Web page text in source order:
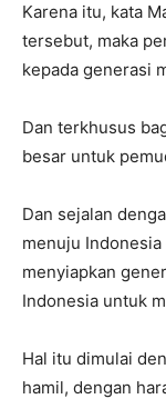
Karena itu, kata
tersebut, maka
kepada generasi
Dan terkhusus
besar untuk
Dan sejalan
menuju
menyiapkan
Indonesia untuk
Hal itu dimulai
hamil, dengan